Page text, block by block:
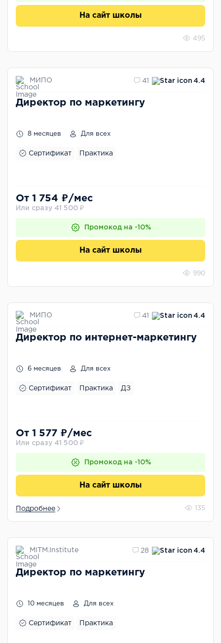
На сайт школы
495
МИПО 41 4.4
Директор по маркетингу
8 месяцев Для всех
Сертификат Практика
От 1 754 ₽/мес
Или сразу 41 500 ₽
Промокод на -10%
На сайт школы
990
МИПО 41 4.4
Директор по интернет-маркетингу
6 месяцев Для всех
Сертификат Практика ДЗ
От 1 577 ₽/мес
Или сразу 41 500 ₽
Промокод на -10%
На сайт школы
Подробнее 135
MITM.Institute 28 4.4
Директор по маркетингу
10 месяцев Для всех
Сертификат Практика